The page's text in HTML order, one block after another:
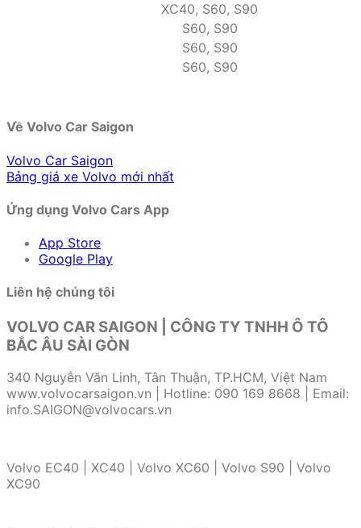
XC40, S60, S90
S60, S90
S60, S90
S60, S90
Về Volvo Car Saigon
Volvo Car Saigon
Bảng giá xe Volvo mới nhất
Ứng dụng Volvo Cars App
App Store
Google Play
Liên hệ chúng tôi
VOLVO CAR SAIGON | CÔNG TY TNHH Ô TÔ
BẮC ÂU SÀI GÒN
340 Nguyễn Văn Linh, Tân Thuận, TP.HCM, Việt Nam
www.volvocarsaigon.vn | Hotline: 090 169 8668 | Email:
info.SAIGON@volvocars.vn
Volvo EC40 | XC40 | Volvo XC60 | Volvo S90 | Volvo
XC90